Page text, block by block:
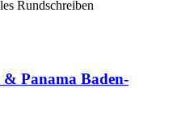
Rundschreiben
& Panama Baden-